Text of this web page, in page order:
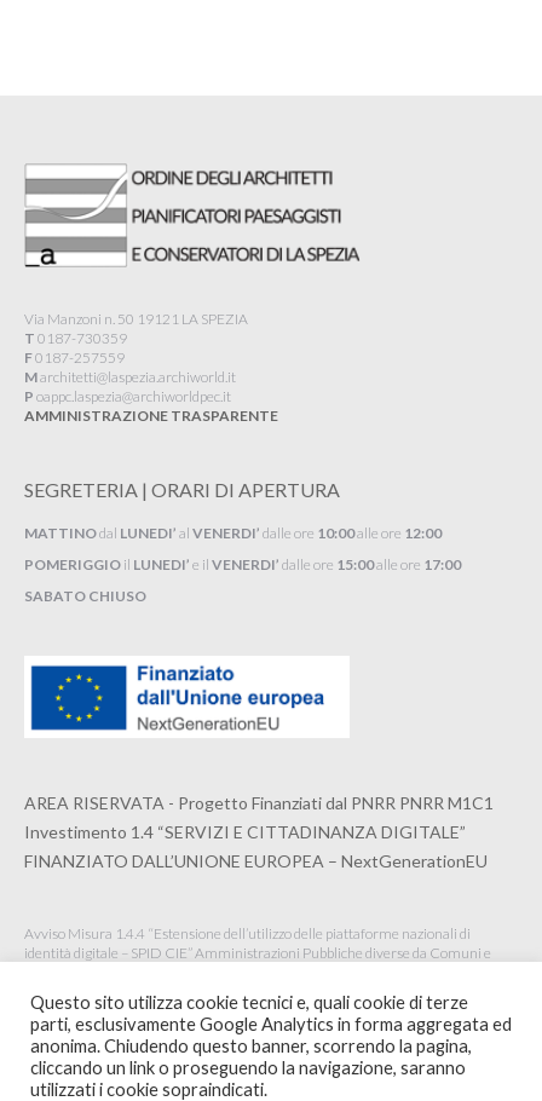
Via Manzoni n. 50 19121 LA SPEZIA
T 0187-730359
F0187-257559
Marchitetti@laspezia.archiworld.it
P oappc.laspezia@archiworldpec.it​
AMMINISTRAZIONE TRASPARENTE
SEGRETERIA | ORARI DI APERTURA
MATTINOdal LUNEDI’ al VENERDI’ dalle ore 10:00alle ore 12:00
POMERIGGIO il LUNEDI’ e il VENERDI’ dalle ore 15:00alle ore 17:00
SABATO CHIUSO
AREA RISERVATA - Progetto Finanziati dal PNRR PNRR M1C1
Investimento 1.4 “SERVIZI E CITTADINANZA DIGITALE”
FINANZIATO DALL’UNIONE EUROPEA – NextGenerationEU
Avviso Misura 1.4.4 “Estensione dell’utilizzo delle piattaforme nazionali di
identità digitale – SPID CIE” Amministrazioni Pubbliche diverse da Comuni e
© 2020 ORDINE ARCHITETTI PPC DELLA SPEZIA -WEBSITE BY
Questo sito utilizza cookie tecnici e, quali cookie di terze
parti, esclusivamente Google Analytics in forma aggregata ed
anonima. Chiudendo questo banner, scorrendo la pagina,
cliccando un link o proseguendo la navigazione, saranno
utilizzati i cookie sopraindicati.